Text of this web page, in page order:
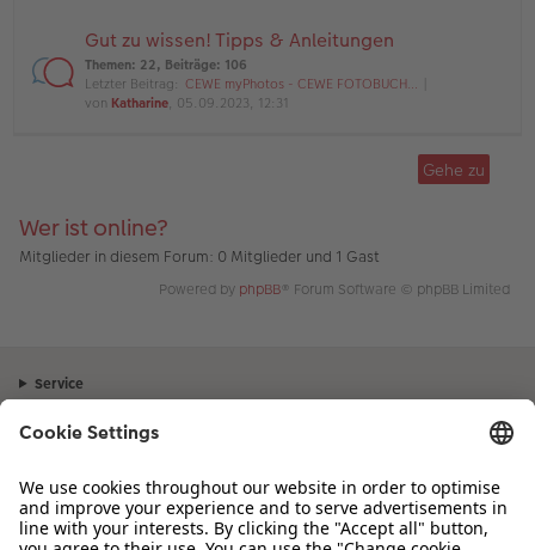
Gut zu wissen! Tipps & Anleitungen
Themen: 22, Beiträge: 106
Letzter Beitrag: CEWE myPhotos - CEWE FOTOBUCH…
von Katharine, 05.09.2023, 12:31
Gehe zu
Wer ist online?
Mitglieder in diesem Forum: 0 Mitglieder und 1 Gast
Powered by phpBB® Forum Software © phpBB Limited
Service
Sortiment